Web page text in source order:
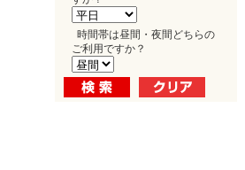
時間帯は昼間・夜間どちらの
ご利用ですか？